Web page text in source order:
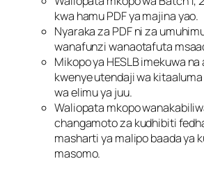
kwa hamu PDF ya majina yao.
Nyaraka za PDF ni za
wanafunzi wanaotafuta
Mikopo ya HESLB imekuwa
kwenye utendaji wa
wa elimu ya juu.
Waliopata mkopo
changamoto za kudhibiti
masharti ya malipo baada ya
masomo.